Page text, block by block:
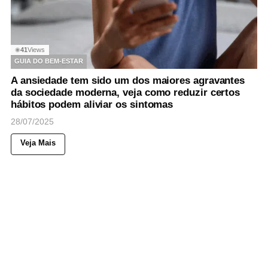
◉41Views
GUIA DO BEM-ESTAR
A ansiedade tem sido um dos maiores agravantes
da sociedade moderna, veja como reduzir certos
hábitos podem aliviar os sintomas
28/07/2025
Veja Mais